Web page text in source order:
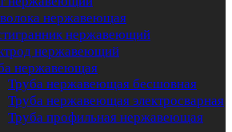
нержавеющая
нержавеющий
нержавеющий
нержавеющая
Труба нержавеющая бесшовная
Труба нержавеющая электросварная
Труба профильная нержавеющая